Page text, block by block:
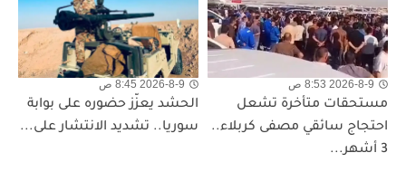
2026-8-9 8:53 ص
مستحقات متأخرة تشعل
احتجاج سائقي مصفى كربلاء..
3 أشهر...
2026-8-9 8:45 ص
الحشد يعزّز حضوره على بوابة
سوريا.. تشديد الانتشار على...